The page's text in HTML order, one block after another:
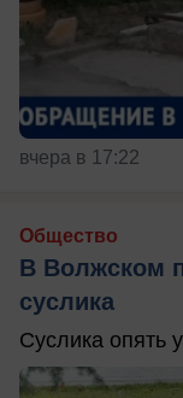
вчера в 17:22
Общество
В Волжском
суслика
Суслика опять